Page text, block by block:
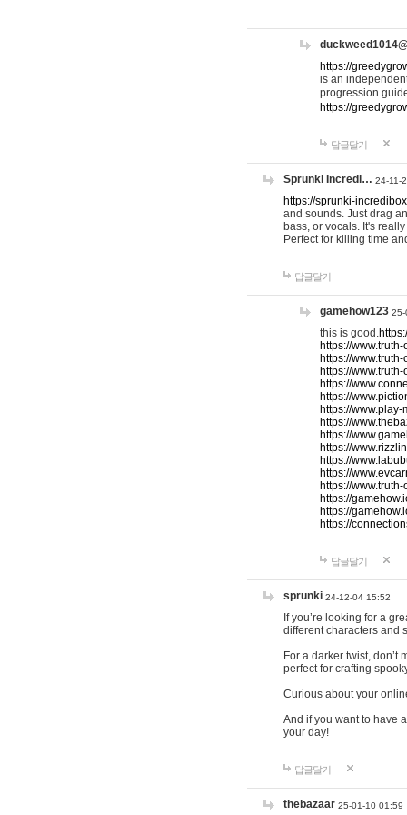
https://
is an
progression
https://
답글달기
Sprunki Incredi… 24-11-
https://sprunki-
and sounds. Just drag
bass, or vocals. It's
Perfect for killing time
답글달기
gamehow123 25-
this is good.
https://
https://
https://
https://
https://
https://
https://
https://
https://
https://
https://
https://
https://
https://
https://
답글달기
sprunki 24-12-04 15:52
If you’re looking for a
different characters and
For a darker twist, don’t
perfect for crafting
Curious about your
And if you want to have
your day!
답글달기
thebazaar 25-01-10 01:59